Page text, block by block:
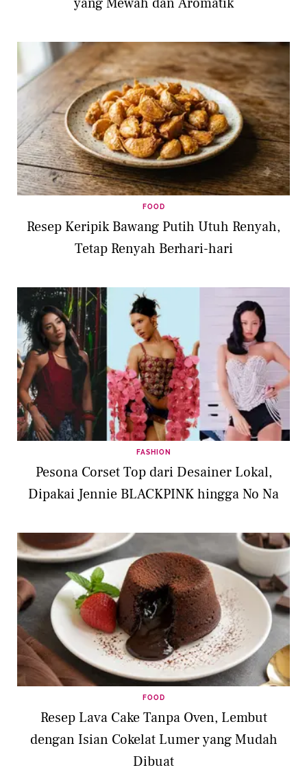
yang Mewah dan Aromatik
FOOD
Resep Keripik Bawang Putih Utuh Renyah,
Tetap Renyah Berhari-hari
FASHION
Pesona Corset Top dari Desainer Lokal,
Dipakai Jennie BLACKPINK hingga No Na
FOOD
Resep Lava Cake Tanpa Oven, Lembut
dengan Isian Cokelat Lumer yang Mudah
Dibuat